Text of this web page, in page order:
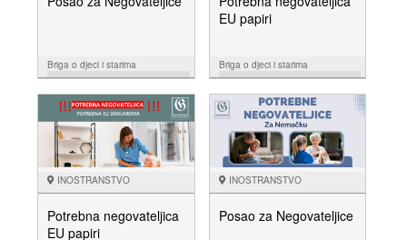
Briga o djeci i starima
NUDIM
EU papiri
Briga o djeci i starima
NUDIM
INOSTRANSTVO
Potrebna negovateljica
EU papiri
INOSTRANSTVO
Posao za Negovateljice